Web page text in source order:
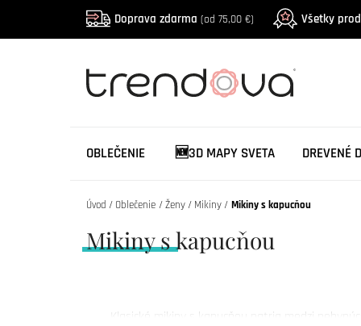
Doprava zdarma (od 75,00 €) Všetky
OBLEČENIE 🆕3D MAPY SVETA DREVENÉ
Úvod Oblečenie Ženy Mikiny Mikiny s kapucňou
Mikiny s kapucňou
Klasické mikiny s kapucňou patria medzi